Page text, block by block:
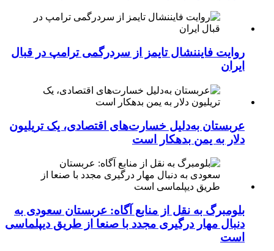
روایت فایننشال تایمز از سردرگمی ترامپ در قبال
ایران
عربستان به‌دلیل خسارت‌های اقتصادی، یک تریلیون
دلار به یمن بدهکار است
بلومبرگ به نقل از منابع آگاه: عربستان سعودی به
دنبال مهار درگیری مجدد با صنعا از طریق دیپلماسی
است